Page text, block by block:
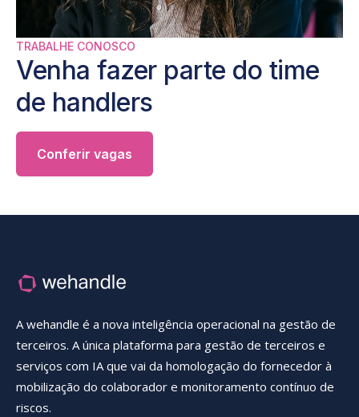
TRABALHE CONOSCO
Venha fazer parte do time
de handlers
Conferir vagas
A wehandle é a nova inteligência operacional na gestão de
terceiros. A única plataforma para gestão de terceiros e
serviços com IA que vai da homologação do fornecedor à
mobilização do colaborador e monitoramento contínuo de
riscos.